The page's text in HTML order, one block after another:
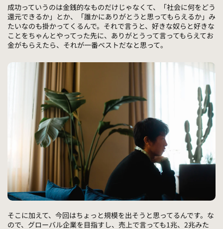
成功っていうのは金銭的なものだけじゃなくて、「社会に何をどう
還元できるか」とか、「誰かにありがとうと思ってもらえるか」み
たいなのも掛かってくるんで。それで言うと、好きな奴らと好きな
ことをちゃんとやってった先に、ありがとうって言ってもらえてお
金がもらえたら、それが一番ベストだなと思って。
そこに加えて、今回はちょっと規模を出そうと思ってるんです。な
ので、グローバル企業を目指すし、売上で言っても1兆、2兆みた